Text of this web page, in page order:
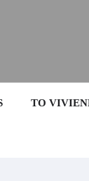
TO